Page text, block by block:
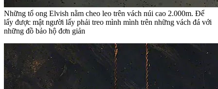
Những tổ ong Elvish nằm cheo leo trên vách núi cao 2.000m. Để
lấy được mật người lấy phải treo mình mình trên những vách đá với
những đồ bảo hộ đơn giản